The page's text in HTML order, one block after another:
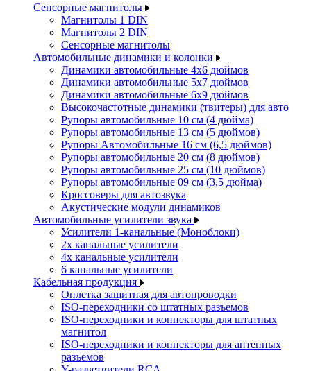
Сенсорные магнитолы
Магнитолы 1 DIN
Магнитолы 2 DIN
Сенсорные магнитолы
Автомобильные динамики и колонки
Динамики автомобильные 4x6 дюймов
Динамики автомобильные 5x7 дюймов
Динамики автомобильные 6x9 дюймов
Высокочастотные динамики (твитеры) для авто
Рупоры автомобильные 10 см (4 дюйма)
Рупоры автомобильные 13 см (5 дюймов)
Рупоры Автомобильные 16 см (6,5 дюймов)
Рупоры автомобильные 20 см (8 дюймов)
Рупоры автомобильные 25 см (10 дюймов)
Рупоры автомобильные 09 см (3,5 дюйма)
Кроссоверы для автозвука
Акустические модули динамиков
Автомобильные усилители звука
Усилители 1-канальные (Моноблоки)
2х канальные усилители
4х канальные усилители
6 канальные усилители
Кабельная продукция
Оплетка защитная для автопроводки
ISO-переходники со штатных разъемов
ISO-переходники и коннекторы для штатных
магнитол
ISO-переходники и коннекторы для антенных
разъемов